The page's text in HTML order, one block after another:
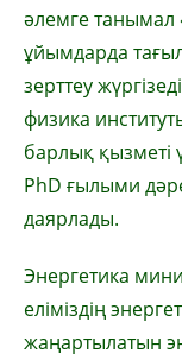
әлемге танымал
ұйымдарда
зерттеу
физика
барлық қызметі
PhD ғылыми
даярлады.
Энергетика
еліміз­дің
жаңартылатын